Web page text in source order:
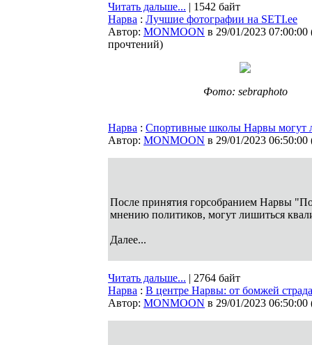
Читать дальше... | 1542 байт
Нарва : Лучшие фотографии на SETI.ee
Автор: MONMOON в 29/01/2023 07:00:00
прочтений)
Фото: sebraphoto
Нарва : Спортивные школы Нарвы могут
Автор: MONMOON в 29/01/2023 06:50:00
После принятия горсобранием Нарвы
мнению политиков, могут лишиться
Далее...
Читать дальше... | 2764 байт
Нарва : В центре Нарвы: от бомжей
Автор: MONMOON в 29/01/2023 06:50:00